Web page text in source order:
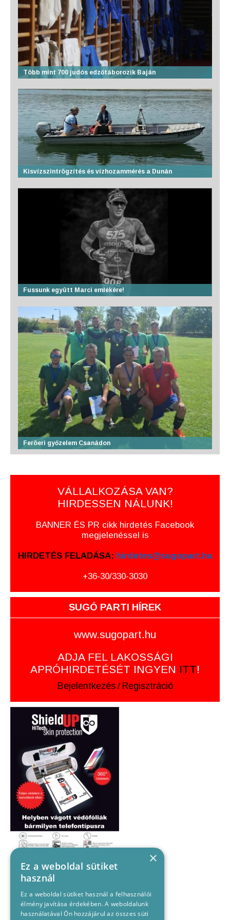
Több mint 700 judós edzőtáborozik Baján
Kisvízszintrögzítés és vízhozammérés a Dunán
Fussunk együtt Marci emlékére!
Feröeri győzelem Csanádon
VÁLLALKOZÁSA VAN?
HIRDESSEN NÁLUNK!
BANNER ÉS PR cikk hirdetés Facebook
megjelenéssel is
HIRDETÉS FELADÁSA: hirdetes@sugopart.hu
+36-30/330-3030
SUGÓ PARTI HÍREK
www.sugopart.hu
ADJA FEL LAKOSSÁGI
APRÓHIRDETÉSÉT INGYEN ITT!
Bejelentkezés / Regisztráció
×
Ez a weboldal sütiket
használ
Ez a weboldal sütiket használ a felhasználói
élmény javítása érdekében. A weboldalunk
használatával Ön hozzájárul az összes süti